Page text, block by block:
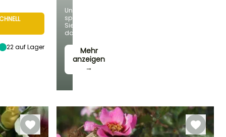
Und
sparen
Sie
dabei!
Mehr
anzeigen
→
Sonne
22auf Lager